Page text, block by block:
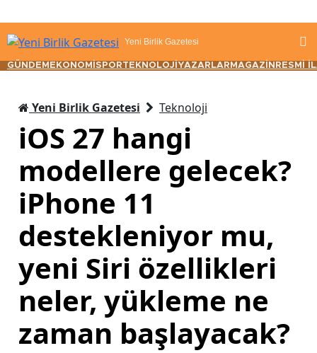
Yeni Birlik Gazetesi
GÜNDEM EKONOMİ SPORTEKNOLOJİ YAZARLAR MAGAZİN RESMİ
Yeni Birlik Gazetesi Teknoloji
iOS 27 hangi
modellere gelecek?
iPhone 11
destekleniyor mu,
yeni Siri özellikleri
neler, yükleme ne
zaman başlayacak?